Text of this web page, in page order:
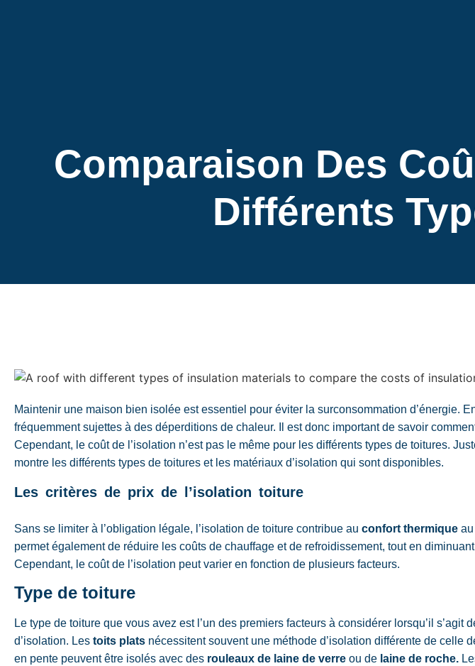
Comparaison Des
Différents
Maintenir une maison bien isolée est essentiel pour éviter la surconsommation d’énergie.
fréquemment sujettes à des déperditions de chaleur. Il est donc important de savoir
Cependant, le coût de l’isolation n’est pas le même pour les différents types de toitures.
montre les différents types de toitures et les matériaux d’isolation qui sont disponibles.
Les critères de prix de l’isolation toiture
Sans se limiter à l’obligation légale, l’isolation de toiture contribue au confort thermique
permet également de réduire les coûts de chauffage et de refroidissement, tout en
Cependant, le coût de l’isolation peut varier en fonction de plusieurs facteurs.
Type de toiture
Le type de toiture que vous avez est l’un des premiers facteurs à considérer lorsqu’il s’agit
d’isolation. Les toits plats nécessitent souvent une méthode d’isolation différente de celle
en pente peuvent être isolés avec des rouleaux de laine de verre ou de laine de roche.